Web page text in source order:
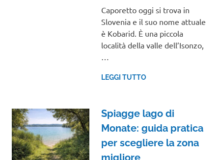
Caporetto oggi si trova in
Slovenia e il suo nome attuale
è Kobarid. È una piccola
località della valle dell’Isonzo,
…
LEGGI TUTTO
Spiagge lago di
Monate: guida pratica
per scegliere la zona